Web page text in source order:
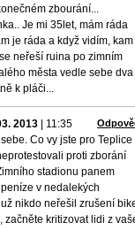
zbourání...
Je mi 35let, mám ráda
je ráda a když vidím, kam
neřeší ruina po zimním
města vedle sebe dva
k pláči...
2013 11:35
Co vy jste pro Teplice
proti zborání
stadionu panem
v nedalekých
nikdo neřešil zrušení
začněte kritizovat lidi z